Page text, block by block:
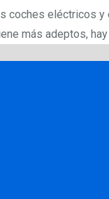
coches eléctricos
más adeptos,